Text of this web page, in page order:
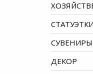
ДЕКОР